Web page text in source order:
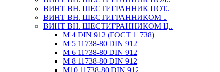
ВИНТ ВН. ШЕСТИГРАННИК ПОТ..
ВИНТ ВН. ШЕСТИГРАННИКОМ ..
ВИНТ ВН. ШЕСТИГРАННИКОМ Ц..
М 4 DIN 912 (ГОСТ 11738)
М 5 11738-80 DIN 912
М 6 11738-80 DIN 912
М 8 11738-80 DIN 912
М10 11738-80 DIN 912